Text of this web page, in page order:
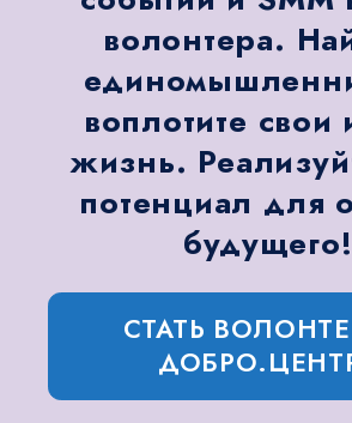
волонтера.
воплотите свои
жизнь.
потенциал для
будущего!
СТАТЬ